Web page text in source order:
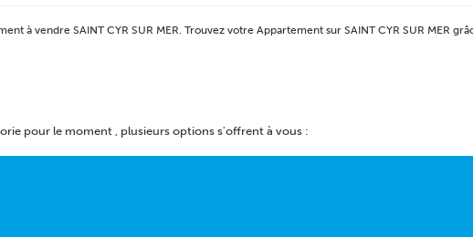
à vendre SAINT CYR SUR MER. Trouvez votre Appartement sur SAINT CYR SUR MER
pour le moment , plusieurs options s'offrent à vous :